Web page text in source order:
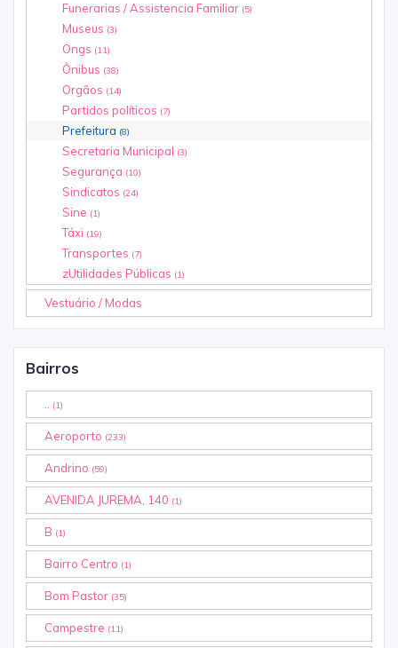
Funerarias / Assistencia Familiar (5)
Museus (3)
Ongs (11)
Ônibus (38)
Orgãos (14)
Partidos políticos (7)
Prefeitura (8)
Secretaria Municipal (3)
Segurança (10)
Sindicatos (24)
Sine (1)
Táxi (19)
Transportes (7)
zUtilidades Públicas (1)
Vestuário / Modas
Bairros
.. (1)
Aeroporto (233)
Andrino (59)
AVENIDA JUREMA, 140 (1)
B (1)
Bairro Centro (1)
Bom Pastor (35)
Campestre (11)